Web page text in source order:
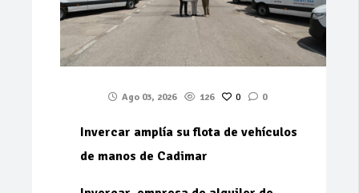
Ago 03, 2026 126 0 0
Invercar amplía su flota de vehículos
de manos de Cadimar